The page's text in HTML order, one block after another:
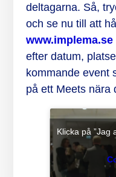
deltagarna. Så,
och se nu till att
www.implema.se
efter datum,
kommande event
på ett Meets nära
Klicka på ”Jag